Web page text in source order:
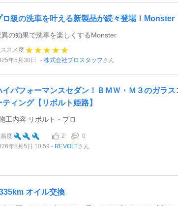
ロ級の洗車を叶える新製品が続々登場！Monster
異の効果で洗車を楽しくするMonster
スメ度
年5月30日
株式会社プロスタッフさん
イパフォーマンスセダン！ＢＭＷ・Ｍ３のガラス
ティング【リボルト姫路】
工内容 リボルト・プロ
度 2
0
年8月5日 10:59
REVOLTさん
オイル交換